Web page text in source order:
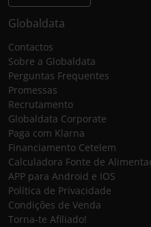
Globaldata
Contactos
Sobre a Globaldata
Perguntas Frequentes
Promessas
Recrutamento
Globaldata Corporate
Paga com Klarna
Financiamento Cetelem
Calculadora Fonte de
APP para Android e IOS
Política de Privacidade
Condições de Venda
Torna-te Afiliado!